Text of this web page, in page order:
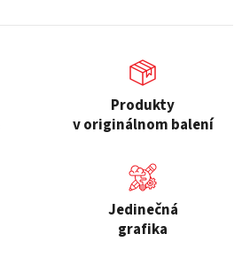
Produkty
v originálnom balení
Jedinečná
grafika